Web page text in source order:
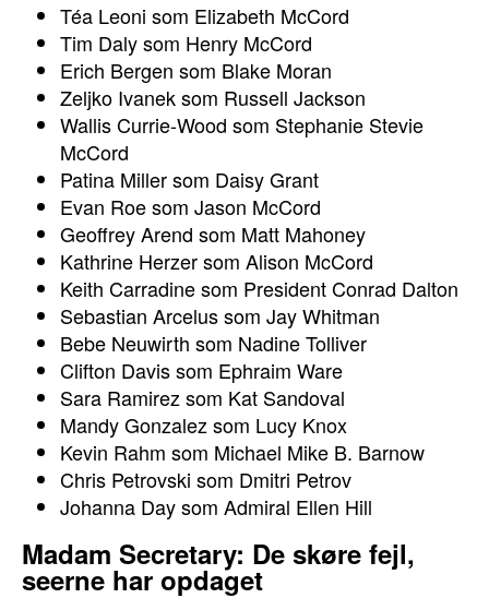
Téa Leoni som Elizabeth McCord
Tim Daly som Henry McCord
Erich Bergen som Blake Moran
Zeljko Ivanek som Russell Jackson
Wallis Currie-Wood som Stephanie Stevie
McCord
Patina Miller som Daisy Grant
Evan Roe som Jason McCord
Geoffrey Arend som Matt Mahoney
Kathrine Herzer som Alison McCord
Keith Carradine som President Conrad Dalton
Sebastian Arcelus som Jay Whitman
Bebe Neuwirth som Nadine Tolliver
Clifton Davis som Ephraim Ware
Sara Ramirez som Kat Sandoval
Mandy Gonzalez som Lucy Knox
Kevin Rahm som Michael Mike B. Barnow
Chris Petrovski som Dmitri Petrov
Johanna Day som Admiral Ellen Hill
Madam Secretary: De skøre fejl,
seerne har opdaget